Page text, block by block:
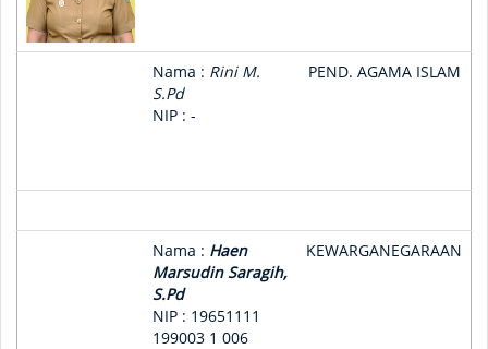
Nama : Rini M.
S.Pd
NIP : -
PEND. AGAMA ISLAM
Nama : Haen
Marsudin Saragih,
S.Pd
NIP : 19651111
199003 1 006
KEWARGANEGARAAN